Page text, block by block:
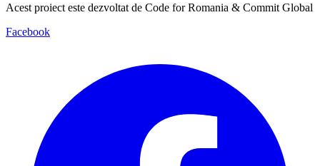
Acest proiect este dezvoltat de Code for Romania & Commit Global
Facebook